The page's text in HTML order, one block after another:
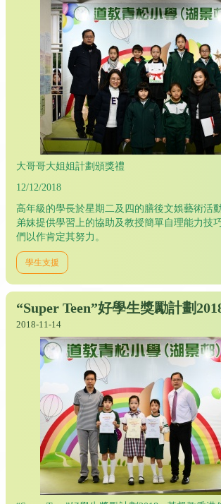
大哥哥大姐姐計劃頒獎禮
12/12/2018
高年級的學長於星期二及四的膳後文娛藝術活
弟妹提供學習上的協助及教授簡單自理能力技
們以作肯定其努力。
學生支援
“Super Teen”好學生獎勵計劃
2018-11-14